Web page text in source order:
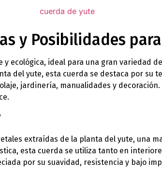
y Posibilidades
ecológica, ideal para una gran variedad
del yute, esta cuerda se destaca por su
jardinería, manualidades y
extraídas de la planta del yute, una
esta cuerda se utiliza tanto en
por su suavidad, resistencia y bajo